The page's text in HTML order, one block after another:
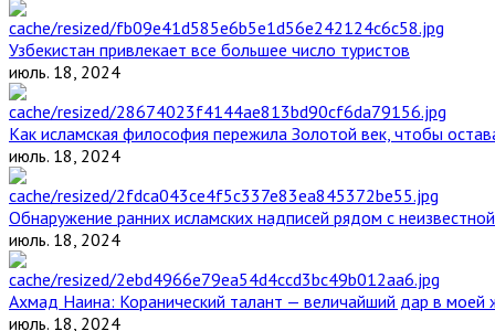
Узбекистан привлекает все большее число туристов
июль. 18, 2024
Как исламская философия пережила Золотой век, чтобы
июль. 18, 2024
Обнаружение ранних исламских надписей рядом с
июль. 18, 2024
Ахмад Наина: Коранический талант — величайший дар в моей
июль. 18, 2024